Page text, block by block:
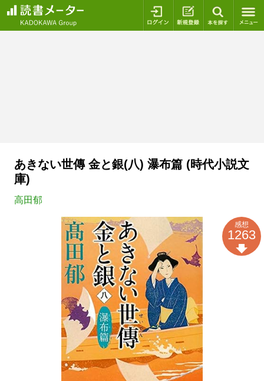
ログイン 新規登録
あきない世傳 金と銀(八) 瀑布篇 (時代小説文
庫)
高田郁
感想
1263